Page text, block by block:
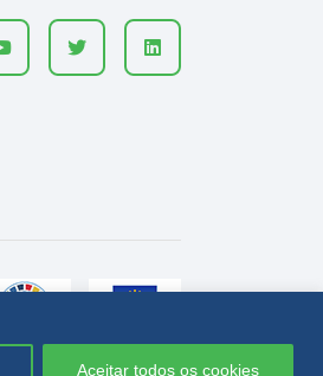
Aceitar todos os cookies